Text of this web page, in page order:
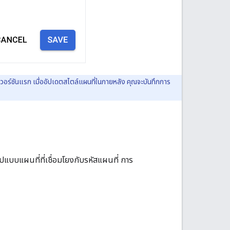
ร์ชันแรก เมื่ออัปเดตสไตล์แผนที่ในภายหลัง คุณจะบันทึกการ
แบบแผนที่ที่เชื่อมโยงกับรหัสแผนที่ การ